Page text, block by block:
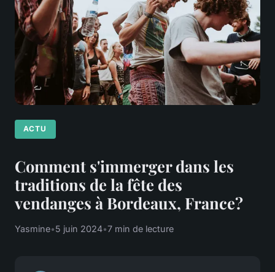
ACTU
Comment s'immerger dans les
traditions de la fête des
vendanges à Bordeaux, France?
Yasmine•5 juin 2024•7 min de lecture